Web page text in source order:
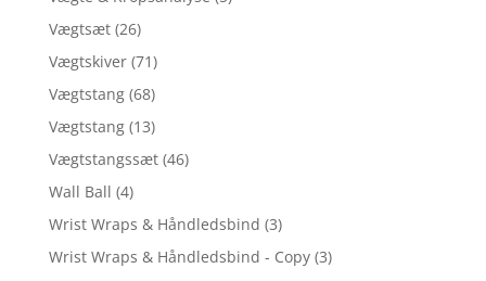
Vægtsæt (26)
Vægtskiver (71)
Vægtstang (68)
Vægtstang (13)
Vægtstangssæt (46)
Wall Ball (4)
Wrist Wraps & Håndledsbind (3)
Wrist Wraps & Håndledsbind - Copy (3)